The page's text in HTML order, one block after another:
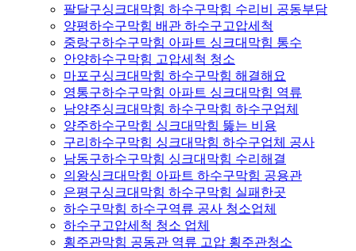
팔달구싱크대막힘 하수구막힘 수리비 공동부담
양평하수구막힘 배관 하수구고압세척
중랑구하수구막힘 아파트 싱크대막힘 통수
안양하수구막힘 고압세척 청소
마포구싱크대막힘 하수구막힘 해결해요
영통구하수구막힘 아파트 싱크대막힘 역류
남양주싱크대막힘 하수구막힘 하수구업체
양주하수구막힘 싱크대막힘 뚫는 비용
구리하수구막힘 싱크대막힘 하수구업체 공사
남동구하수구막힘 싱크대막힘 수리해결
의왕싱크대막힘 아파트 하수구막힘 공용관
은평구싱크대막힘 하수구막힘 실패한곳
하수구막힘 하수구역류 공사 청소업체
하수구고압세척 청소 업체
횡주관막힘 공동관 역류 고압 횡주관청소